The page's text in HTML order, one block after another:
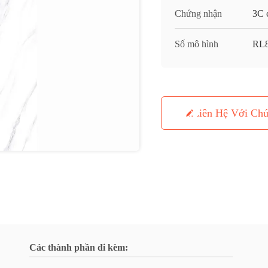
Chứng nhận 3C
Số mô hình
Liên Hệ Với
Các thành phần đi kèm: